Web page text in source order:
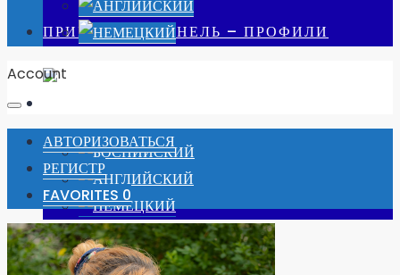
ПРИБОРНАЯ ПАНЕЛЬ – ПРОФИЛИ
АВТОРИЗОВАТЬСЯ
Account
АВТОРИЗОВАТЬСЯ
РЕГИСТР
FAVORITES 0